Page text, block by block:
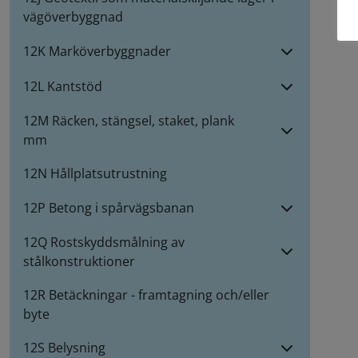
vägöverbyggnad
12K Marköverbyggnader
12L Kantstöd
12M Räcken, stängsel, staket, plank
mm
12N Hållplatsutrustning
12P Betong i spårvägsbanan
12Q Rostskyddsmålning av
stålkonstruktioner
12R Betäckningar - framtagning och/eller
byte
12S Belysning